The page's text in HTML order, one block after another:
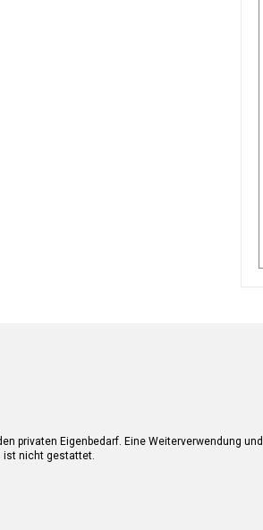
privaten Eigenbedarf. Eine Weiterverwendung und
ist nicht gestattet.